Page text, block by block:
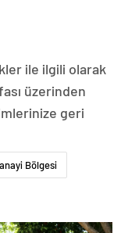
ile ilgili olarak
üzerinden
geri
Bölgesi